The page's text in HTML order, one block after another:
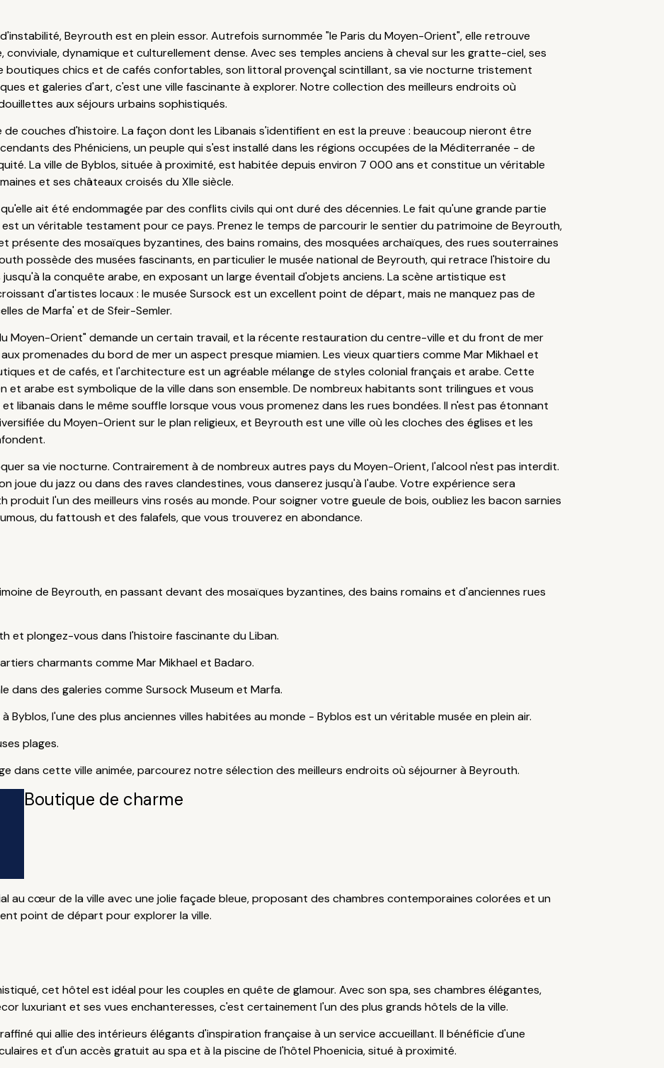
Beyrouth est en plein essor. Autrefois surnommée "le Paris du Moyen-Orient", elle retrouve
dynamique et culturellement dense. Avec ses temples anciens à cheval sur les gratte-ciel, ses
chics et de cafés confortables, son littoral provençal scintillant, sa vie nocturne tristement
et galeries d'art, c'est une ville fascinante à explorer. Notre collection des meilleurs endroits où
aux séjours urbains sophistiqués.
couches d'histoire. La façon dont les Libanais s'identifient en est la preuve : beaucoup nieront être
des Phéniciens, un peuple qui s'est installé dans les régions occupées de la Méditerranée - de
La ville de Byblos, située à proximité, est habitée depuis environ 7 000 ans et constitue un véritable
et ses châteaux croisés du XIIe siècle.
ait été endommagée par des conflits civils qui ont duré des décennies. Le fait qu'une grande partie
un véritable testament pour ce pays. Prenez le temps de parcourir le sentier du patrimoine de Beyrouth,
présente des mosaïques byzantines, des bains romains, des mosquées archaïques, des rues souterraines
possède des musées fascinants, en particulier le musée national de Beyrouth, qui retrace l'histoire du
la conquête arabe, en exposant un large éventail d'objets anciens. La scène artistique est
d'artistes locaux : le musée Sursock est un excellent point de départ, mais ne manquez pas de
de Marfa' et de Sfeir-Semler.
Moyen-Orient" demande un certain travail, et la récente restauration du centre-ville et du front de mer
promenades du bord de mer un aspect presque miamien. Les vieux quartiers comme Mar Mikhael et
et de cafés, et l'architecture est un agréable mélange de styles colonial français et arabe. Cette
et arabe est symbolique de la ville dans son ensemble. De nombreux habitants sont trilingues et vous
libanais dans le même souffle lorsque vous vous promenez dans les rues bondées. Il n'est pas étonnant
du Moyen-Orient sur le plan religieux, et Beyrouth est une ville où les cloches des églises et les
sa vie nocturne. Contrairement à de nombreux autres pays du Moyen-Orient, l'alcool n'est pas interdit.
joue du jazz ou dans des raves clandestines, vous danserez jusqu'à l'aube. Votre expérience sera
l'un des meilleurs vins rosés au monde. Pour soigner votre gueule de bois, oubliez les bacon sarnies
du fattoush et des falafels, que vous trouverez en abondance.
de Beyrouth, en passant devant des mosaïques byzantines, des bains romains et d'anciennes rues
et plongez-vous dans l'histoire fascinante du Liban.
charmants comme Mar Mikhael et Badaro.
dans des galeries comme Sursock Museum et Marfa.
Byblos, l'une des plus anciennes villes habitées au monde - Byblos est un véritable musée en plein air.
plages.
dans cette ville animée, parcourez notre sélection des meilleurs endroits où séjourner à Beyrouth.
Boutique de charme
au cœur de la ville avec une jolie façade bleue, proposant des chambres contemporaines colorées et un
point de départ pour explorer la ville.
cet hôtel est idéal pour les couples en quête de glamour. Avec son spa, ses chambres élégantes,
luxuriant et ses vues enchanteresses, c'est certainement l'un des plus grands hôtels de la ville.
qui allie des intérieurs élégants d'inspiration française à un service accueillant. Il bénéficie d'une
et d'un accès gratuit au spa et à la piscine de l'hôtel Phoenicia, situé à proximité.